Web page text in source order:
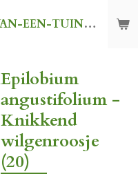
BELEVENISSEN-VAN-EEN-TUINKABOUTER
Epilobium
angustifolium -
Knikkend
wilgenroosje
(20)